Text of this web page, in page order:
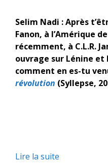
Selim Nadi : Après
Fanon, à l’Amérique
récemment, à C.L.R.
ouvrage sur Lénine et
comment en es-tu
révolution (Syllepse,
Lire la suite